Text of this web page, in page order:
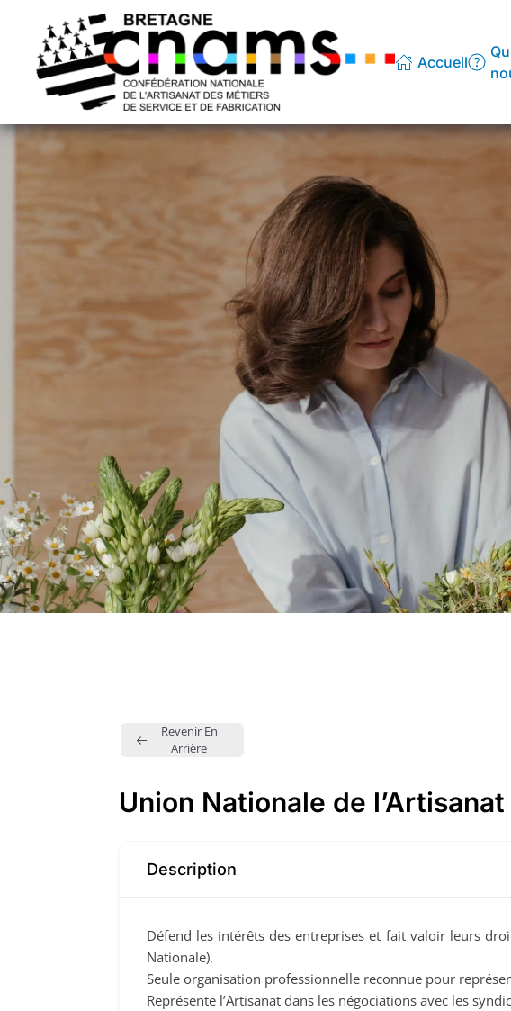
Passer au contenu principal
Accueil
Revenir En
Arrière
Union Nationale de
Description
Défend les intérêts des entreprises et fait valoir leurs
Nationale).
Seule organisation professionnelle reconnue pour
Représente l’Artisanat dans les négociations avec les